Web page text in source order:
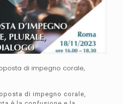
di impegno corale,
di impegno corale,